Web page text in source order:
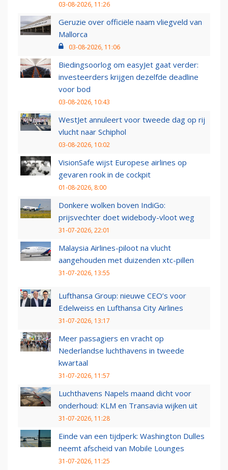
03-08-2026, 11:26
Geruzie over officiële naam vliegveld van
Mallorca
03-08-2026, 11:06
Biedingsoorlog om easyJet gaat verder:
investeerders krijgen dezelfde deadline
voor bod
03-08-2026, 10:43
WestJet annuleert voor tweede dag op rij
vlucht naar Schiphol
03-08-2026, 10:02
VisionSafe wijst Europese airlines op
gevaren rook in de cockpit
01-08-2026, 8:00
Donkere wolken boven IndiGo:
prijsvechter doet widebody-vloot weg
31-07-2026, 22:01
Malaysia Airlines-piloot na vlucht
aangehouden met duizenden xtc-pillen
31-07-2026, 13:55
Lufthansa Group: nieuwe CEO’s voor
Edelweiss en Lufthansa City Airlines
31-07-2026, 13:17
Meer passagiers en vracht op
Nederlandse luchthavens in tweede
kwartaal
31-07-2026, 11:57
Luchthavens Napels maand dicht voor
onderhoud: KLM en Transavia wijken uit
31-07-2026, 11:28
Einde van een tijdperk: Washington Dulles
neemt afscheid van Mobile Lounges
31-07-2026, 11:25